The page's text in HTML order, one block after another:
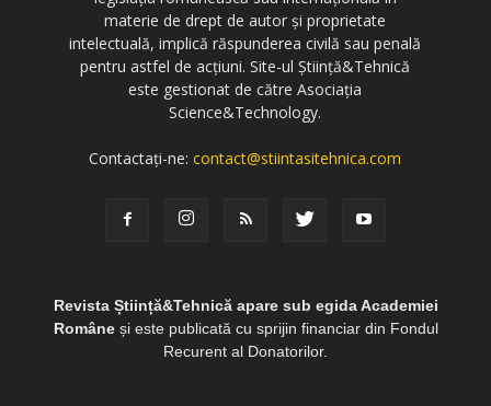
materie de drept de autor și proprietate
intelectuală, implică răspunderea civilă sau penală
pentru astfel de acțiuni. Site-ul Știință&Tehnică
este gestionat de către Asociația
Science&Technology.
Contactați-ne:contact@stiintasitehnica.com
Revista Știință&Tehnică apare sub egida Academiei
Româneși este publicată cu sprijin financiar din Fondul
Recurent al Donatorilor.